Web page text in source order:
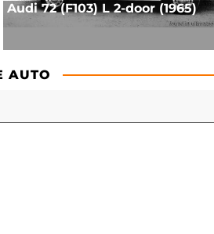
Audi 72 (F103) L 2-door (1965)
AUTO